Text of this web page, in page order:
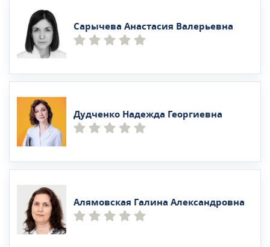
Сарычева Анастасия Валерьевна
Дудченко Надежда Георгиевна
Алямовская Галина Александровна